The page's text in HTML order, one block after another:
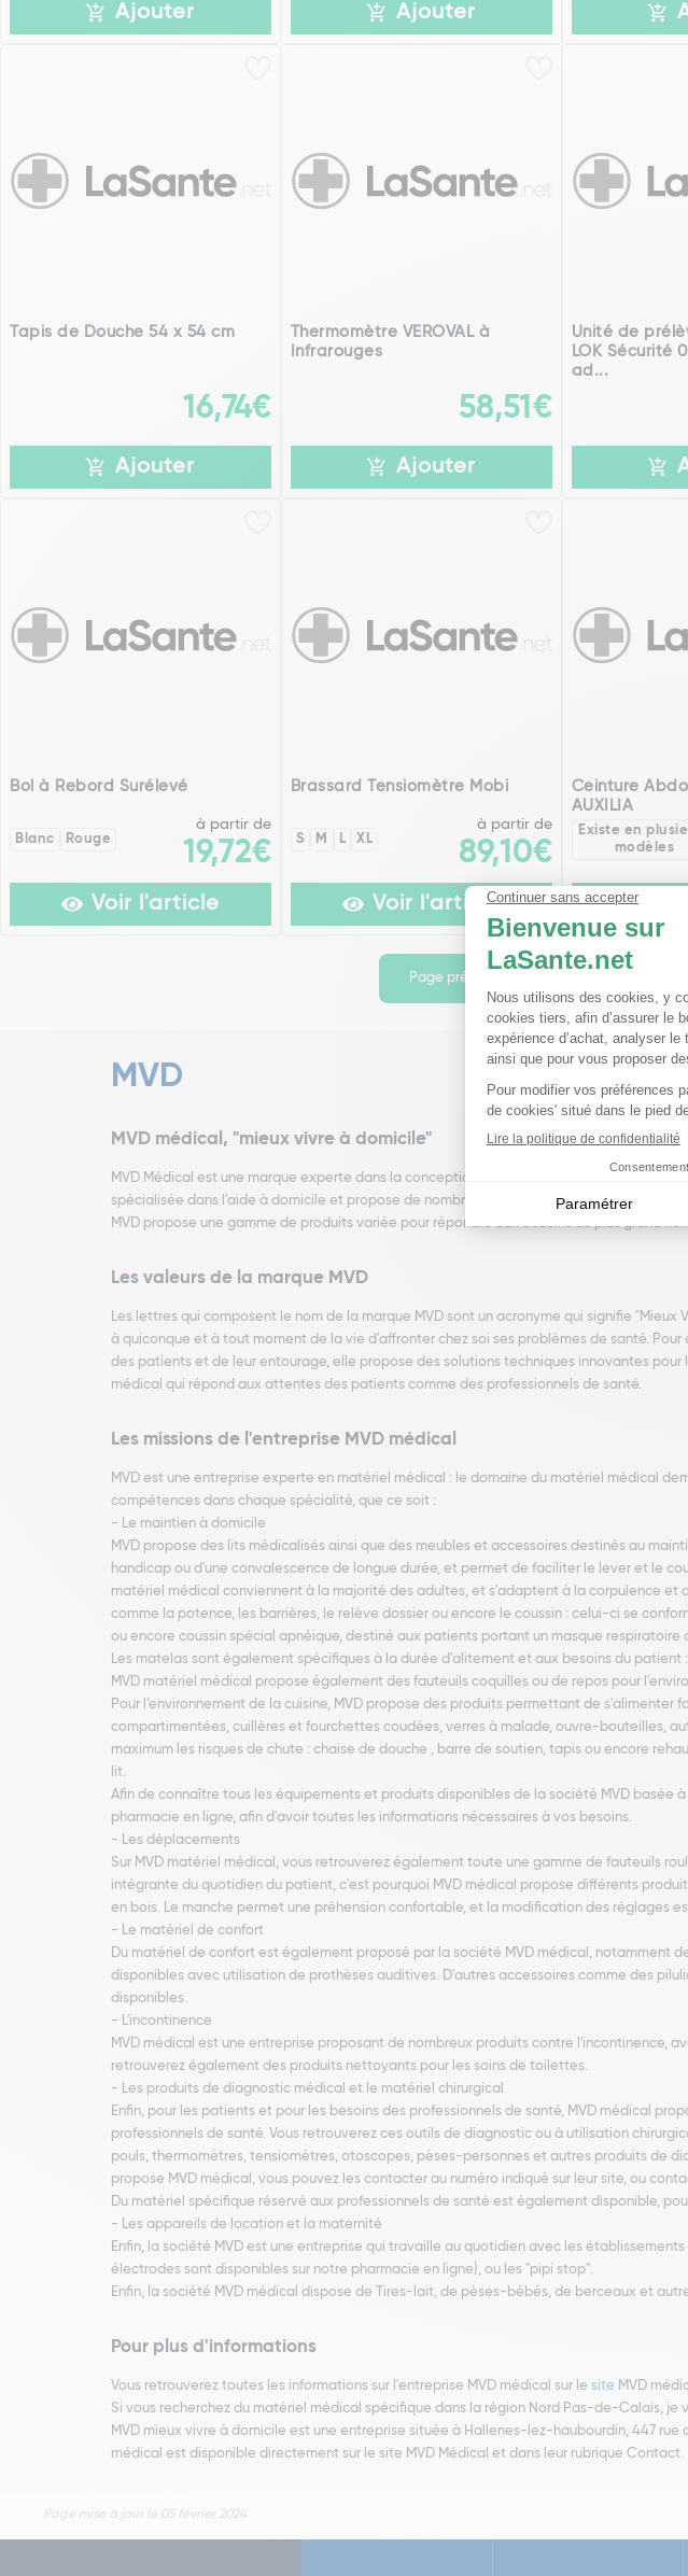
Ajouter Ajouter
Tapis de Douche 54 x 54 cm
16,74€
Ajouter
Thermomètre VEROVAL à
Infrarouges
58,51€
Ajouter
Unité de
LOK Sécurité
ad...
Bol à Rebord Surélevé
Blanc Rouge
à partir de
19,72€
Voir l'article
Brassard Tensiomètre Mobi
S M L XL
à partir de
89,10€
Voir l'article
Ceinture
AUXILIA
Existe en
modèles
Page précédente
MVD
MVD médical, "mieux vivre à domicile"
MVD Médical est une marque experte dans la conception de matériel médical. Basée à
spécialisée dans l'aide à domicile et propose de nombreux produits allant de l'activité
MVD propose une gamme de produits variée pour répondre aux besoins du plus grand
Les valeurs de la marque MVD
Les lettres qui composent le nom de la marque MVD sont un acronyme qui signifie
à quiconque et à tout moment de la vie d'affronter chez soi ses problèmes de santé.
des patients et de leur entourage, elle propose des solutions techniques innovantes
médical qui répond aux attentes des patients comme des professionnels de santé.
Les missions de l'entreprise MVD médical
MVD est une entreprise experte en matériel médical : le domaine du matériel médical
compétences dans chaque spécialité, que ce soit :
- Le maintien à domicile
MVD propose des lits médicalisés ainsi que des meubles et accessoires destinés au
handicap ou d'une convalescence de longue durée, et permet de faciliter le lever et le
matériel médical conviennent à la majorité des adultes, et s'adaptent à la corpulence
comme la potence, les barrières, le relève dossier ou encore le coussin : celui-ci se
ou encore coussin spécial apnéique, destiné aux patients portant un masque respiratoire
Les matelas sont également spécifiques à la durée d'alitement et aux besoins du
MVD matériel médical propose également des fauteuils coquilles ou de repos pour
Pour l’environnement de la cuisine, MVD propose des produits permettant de
compartimentées, cuillères et fourchettes coudées, verres à malade, ouvre-bouteilles,
maximum les risques de chute : chaise de douche , barre de soutien, tapis ou encore
lit.
Afin de connaître tous les équipements et produits disponibles de la société MVD
pharmacie en ligne, afin d'avoir toutes les informations nécessaires à vos besoins.
- Les déplacements
Sur MVD matériel médical, vous retrouverez également toute une gamme de fauteuils
intégrante du quotidien du patient, c'est pourquoi MVD médical propose différents
en bois. Le manche permet une préhension confortable, et la modification des réglages
- Le matériel de confort
Du matériel de confort est également proposé par la société MVD médical, notamment
disponibles avec utilisation de prothèses auditives. D'autres accessoires comme des
disponibles.
- L'incontinence
MVD médical est une entreprise proposant de nombreux produits contre l'incontinence,
retrouverez également des produits nettoyants pour les soins de toilettes.
- Les produits de diagnostic médical et le matériel chirurgical
Enfin, pour les patients et pour les besoins des professionnels de santé, MVD médical
professionnels de santé. Vous retrouverez ces outils de diagnostic ou à utilisation
pouls, thermomètres, tensiomètres, otoscopes, pèses-personnes et autres produits de
propose MVD médical, vous pouvez les contacter au numéro indiqué sur leur site, ou
Du matériel spécifique réservé aux professionnels de santé est également disponible,
- Les appareils de location et la maternité
Enfin, la société MVD est une entreprise qui travaille au quotidien avec les
électrodes sont disponibles sur notre pharmacie en ligne), ou les "pipi stop".
Enfin, la société MVD médical dispose de Tires-lait, de pèses-bébés, de berceaux et
Pour plus d'informations
Vous retrouverez toutes les informations sur l'entreprise MVD médical sur le site MVD
Si vous recherchez du matériel médical spécifique dans la région Nord Pas-de-Calais, je
MVD mieux vivre à domicile est une entreprise située à Hallenes-lez-haubourdin, 447 rue
médical est disponible directement sur le site MVD Médical et dans leur rubrique Contact.
Page mise à jour le 05 février 2024